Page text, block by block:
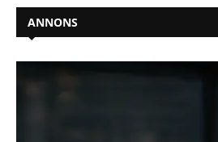
ANNONS